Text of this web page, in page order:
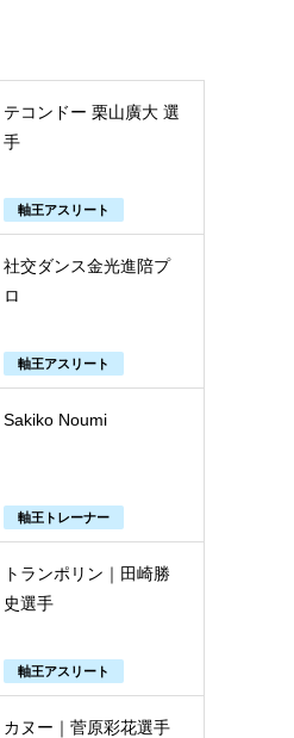
テコンドー 栗山廣大 選
手
軸王アスリート
社交ダンス金光進陪プ
ロ
軸王アスリート
Sakiko Noumi
軸王トレーナー
トランポリン｜田崎勝
史選手
軸王アスリート
カヌー｜菅原彩花選手